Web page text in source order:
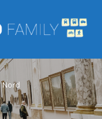
Nord